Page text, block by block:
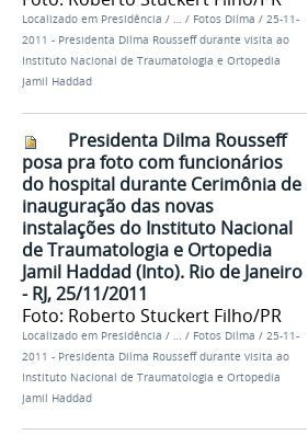
Localizado em Presidência / … / Fotos Dilma / 25-11-
2011 - Presidenta Dilma Rousseff durante visita ao
Instituto Nacional de Traumatologia e Ortopedia
Jamil Haddad
Presidenta Dilma Rousseff
posa pra foto com funcionários
do hospital durante Cerimônia de
inauguração das novas
instalações do Instituto Nacional
de Traumatologia e Ortopedia
Jamil Haddad (Into). Rio de Janeiro
- RJ, 25/11/2011
Foto: Roberto Stuckert Filho/PR
Localizado em Presidência / / Fotos Dilma / 25-11-
2011 - Presidenta Dilma Rousseff durante visita ao
Instituto Nacional de Traumatologia e Ortopedia
Jamil Haddad